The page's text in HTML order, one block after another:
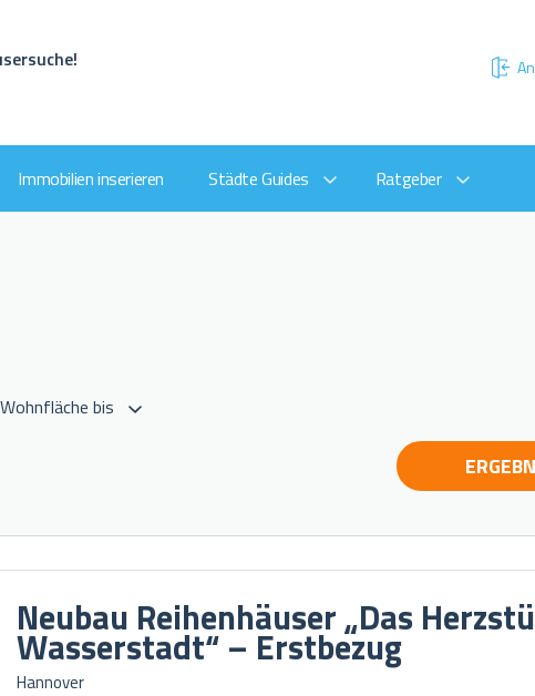
Immobilien inserieren Städte Guides Ratgeber
Neubau Reihenhäuser „Das
Wasserstadt“ – Erstbezug
Hannover